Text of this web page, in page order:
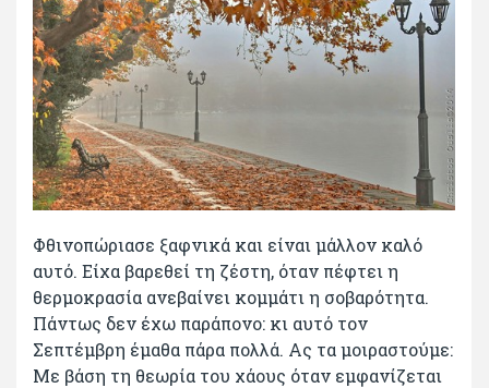
Φθινοπώριασε ξαφνικά και είναι μάλλον καλό
αυτό. Είχα βαρεθεί τη ζέστη, όταν πέφτει η
θερμοκρασία ανεβαίνει κομμάτι η σοβαρότητα.
Πάντως δεν έχω παράπονο: κι αυτό τον
Σεπτέμβρη έμαθα πάρα πολλά. Ας τα μοιραστούμε:
Με βάση τη θεωρία του χάους όταν εμφανίζεται